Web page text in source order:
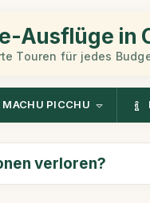
Ausflüge in
Touren für jedes
MACHU PICCHU
verloren?